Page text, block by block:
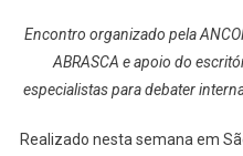
Encontro organizado pela
ABRASCA e apoio do
especialistas para debater
Realizado nesta semana em